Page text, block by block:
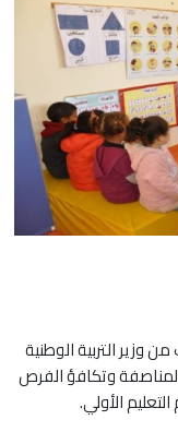
وزير التربية الوطنية
المناصفة وتكافؤ الفرص
الأولي.